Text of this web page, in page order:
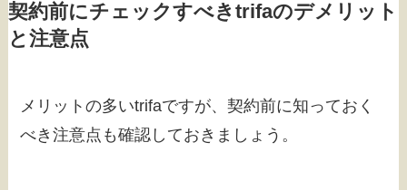
契約前にチェックすべきtrifaのデメリット
と注意点
メリットの多いtrifaですが、契約前に知っておく
べき注意点も確認しておきましょう。